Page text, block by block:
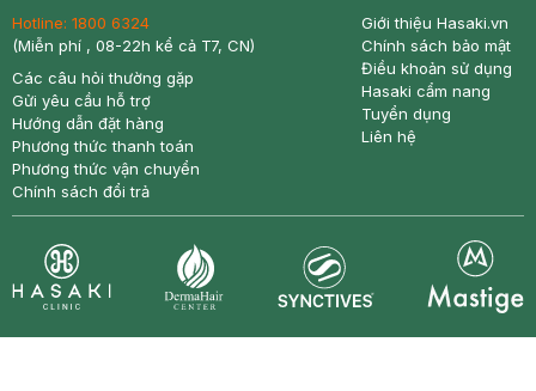
Hotline: 1800 6324
(Miễn phí , 08-22h kể cả T7, CN)
Các câu hỏi thường gặp
Gửi yêu cầu hỗ trợ
Hướng dẫn đặt hàng
Phương thức thanh toán
Phương thức vận chuyển
Chính sách đổi trả
Giới thiệu Hasaki.vn
Chính sách bảo mật
Điều khoản sử dụng
Hasaki cẩm nang
Tuyển dụng
Liên hệ